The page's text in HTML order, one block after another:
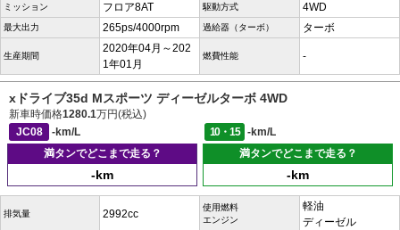
ミッション フロア8AT 駆動方式 4WD
最大出力 265ps/4000rpm 過給器（ターボ） ターボ
生産期間
2020年04月～202
1年01月
燃費性能 -
xドライブ35d Mスポーツ ディーゼルターボ 4WD
新車時価格1280.1万円(税込)
JC08
-km/L 10・15
-km/L
満タンでどこまで走る？
-km
満タンでどこまで走る？
-km
排気量 2992cc
使用燃料
エンジン
軽油
ディーゼル